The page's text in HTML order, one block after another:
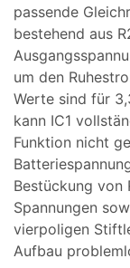
passende
bestehend aus
um den
Werte sind für
kann IC1
Funktion nicht
Bestückung von
Spannungen
vierpoligen
Aufbau